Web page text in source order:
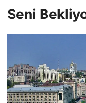
Seni